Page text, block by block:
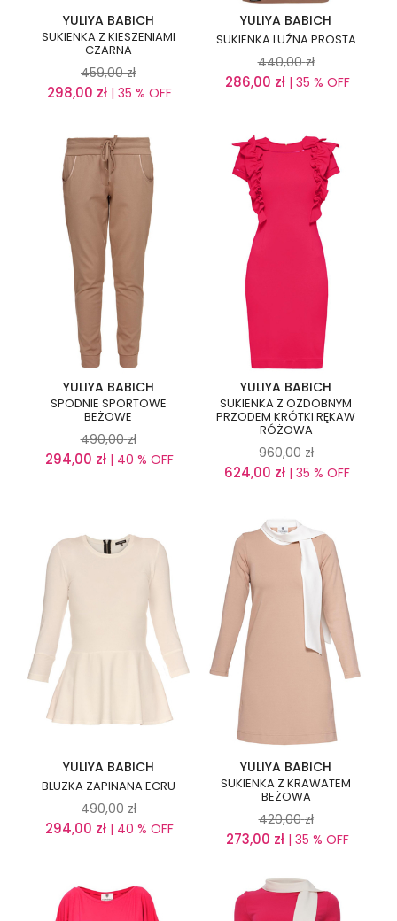
YULIYA BABICH
SUKIENKA Z KIESZENIAMI
CZARNA
459,00 zł
298,00 zł | 35 % OFF
YULIYA BABICH
SUKIENKA LUŹNA PROSTA
440,00 zł
286,00 zł| 35 % OFF
YULIYA BABICH
SPODNIE SPORTOWE
BEŻOWE
490,00 zł
294,00 zł | 40 % OFF
YULIYA BABICH
SUKIENKA Z OZDOBNYM
PRZODEM KRÓTKI RĘKAW
RÓŻOWA
960,00 zł
624,00 zł | 35 % OFF
YULIYA BABICH
BLUZKA ZAPINANA ECRU
490,00 zł
294,00 zł | 40 % OFF
YULIYA BABICH
SUKIENKA Z KRAWATEM
BEŻOWA
420,00 zł
273,00 zł| 35 % OFF